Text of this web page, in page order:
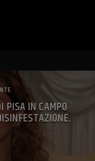
PISA IN CAMPO